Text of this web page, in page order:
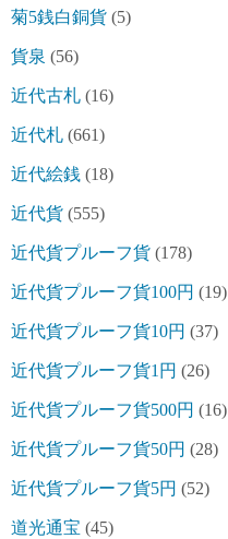
菊5銭白銅貨 (5)
貨泉 (56)
近代古札 (16)
近代札 (661)
近代絵銭 (18)
近代貨 (555)
近代貨プルーフ貨 (178)
近代貨プルーフ貨100円 (19)
近代貨プルーフ貨10円 (37)
近代貨プルーフ貨1円 (26)
近代貨プルーフ貨500円 (16)
近代貨プルーフ貨50円 (28)
近代貨プルーフ貨5円 (52)
道光通宝 (45)